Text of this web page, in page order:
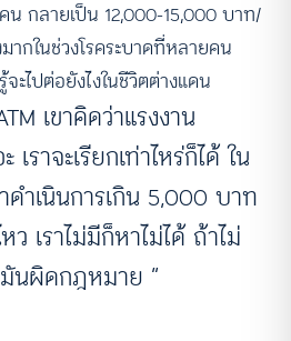
กลายเป็น 12,000-15,000 บาท/
กในช่วงโรคระบาดที่หลายคน
ะไปต่อยังไงในชีวิตต่างแดน
เขาคิดว่าแรงงาน
เราจะเรียกเท่าไหร่ก็ได้ ใน
ำเนินการเกิน 5,000 บาท
ว เราไม่มีก็หาไม่ได้ ถ้าไม่
นผิดกฎหมาย ”